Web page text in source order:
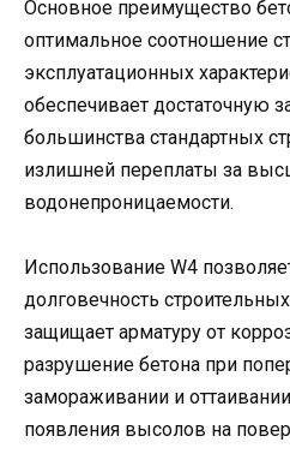
Основное преимущество
оптимальное соотношение
эксплуатационных
обеспечивает достаточную
большинства стандартных
излишней переплаты за
водонепроницаемости.
Использование W4
долговечность
защищает арматуру от
разрушение бетона при
замораживании и
появления высолов на